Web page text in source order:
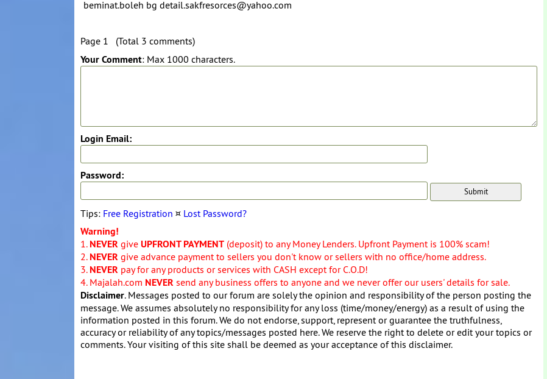
beminat.boleh bg detail.sakfresorces@yahoo.com
Page 1 (Total 3 comments)
Your Comment: Max 1000 characters.
Login Email:
Password:
Tips: Free Registration ¤ Lost Password?
Warning!
1. NEVER give UPFRONT PAYMENT (deposit) to any Money Lenders. Upfront Payment is 100% scam!
2. NEVER give advance payment to sellers you don't know or sellers with no office/home address.
3. NEVER pay for any products or services with CASH except for C.O.D!
4. Majalah.com NEVER send any business offers to anyone and we never offer our users' details for sale.
Disclaimer. Messages posted to our forum are solely the opinion and responsibility of the person posting the
message. We assumes absolutely no responsibility for any loss (time/money/energy) as a result of using the
information posted in this forum. We do not endorse, support, represent or guarantee the truthfulness,
accuracy or reliability of any topics/messages posted here. We reserve the right to delete or edit your topics or
comments. Your visiting of this site shall be deemed as your acceptance of this disclaimer.